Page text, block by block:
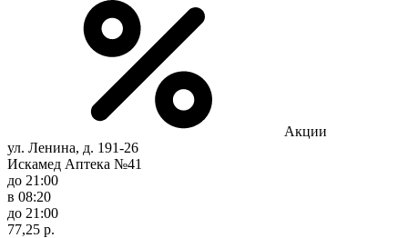
Акции
ул. Ленина, д. 191-26
Искамед Аптека №41
до 21:00
в 08:20
до 21:00
77,25 р.